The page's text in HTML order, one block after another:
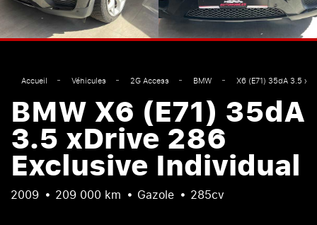
Accueil Véhicules 2G Access BMW X6 (E71) 35dA 3.5
BMW X6 (E71) 35dA
3.5 xDrive 286
Exclusive Individual
2009 209 000 km Gazole 285cv